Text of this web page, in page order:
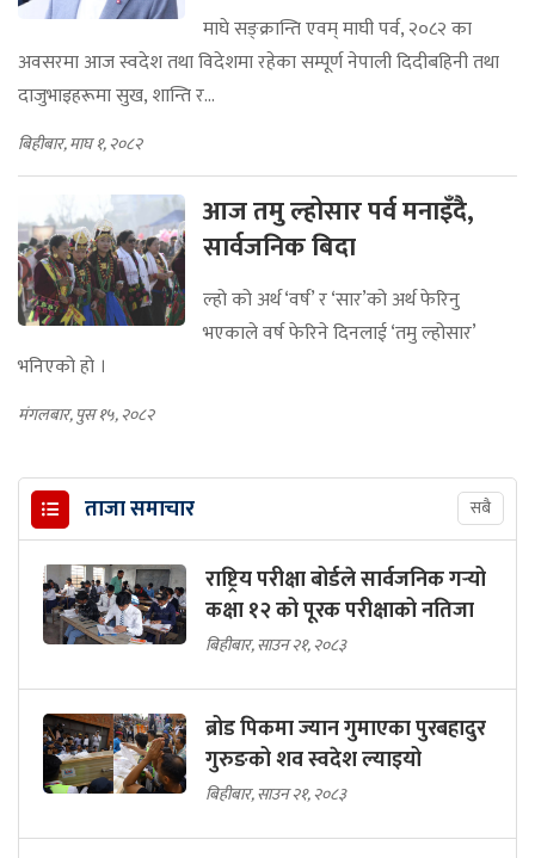
माघे सङ्क्रान्ति एवम् माघी पर्व, २०८२ का
अवसरमा आज स्वदेश तथा विदेशमा रहेका सम्पूर्ण नेपाली दिदीबहिनी तथा
दाजुभाइहरूमा सुख, शान्ति र...
बिहीबार, माघ १, २०८२
आज तमु ल्होसार पर्व मनाइँदै,
सार्वजनिक बिदा
ल्हो को अर्थ ‘वर्ष’ र ‘सार’को अर्थ फेरिनु
भएकाले वर्ष फेरिने दिनलाई ‘तमु ल्होसार’
भनिएको हो ।
मंगलबार, पुस १५, २०८२
ताजा समाचार सबै
राष्ट्रिय परीक्षा बोर्डले सार्वजनिक गर्‍यो
कक्षा १२ को पूरक परीक्षाको नतिजा
बिहीबार, साउन २१, २०८३
ब्रोड पिकमा ज्यान गुमाएका पुरबहादुर
गुरुङको शव स्वदेश ल्याइयो
बिहीबार, साउन २१, २०८३